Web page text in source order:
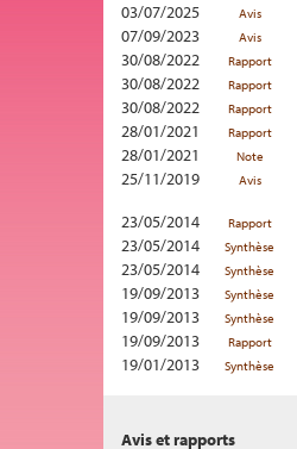
03/07/2025
Avis
07/09/2023
Avis
30/08/2022
Rapport
30/08/2022
Rapport
30/08/2022
Rapport
28/01/2021
Rapport
28/01/2021
Note
25/11/2019
Avis
23/05/2014
Rapport
23/05/2014
Synthèse
23/05/2014
Synthèse
19/09/2013
Synthèse
19/09/2013
Synthèse
19/09/2013
Rapport
19/01/2013
Synthèse
Avis et rapports